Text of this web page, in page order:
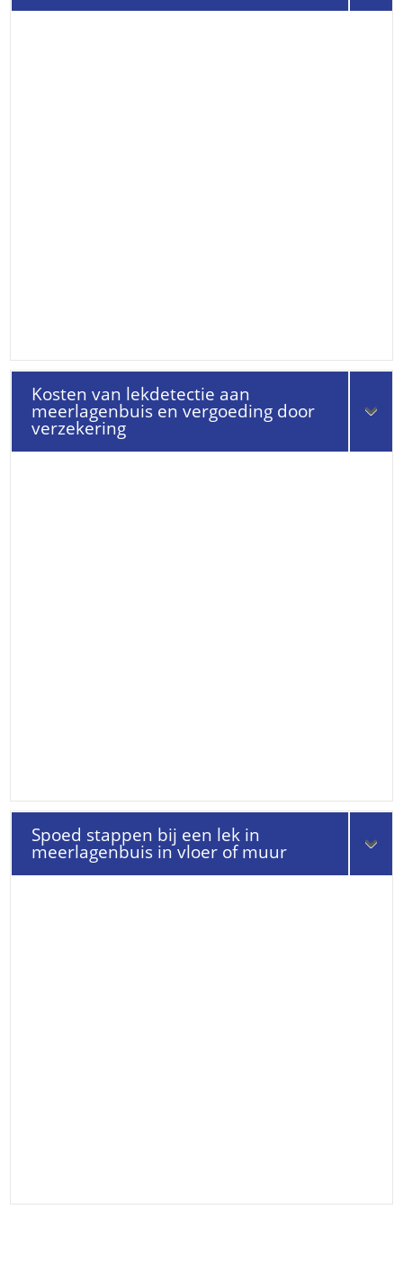
Kosten van lekdetectie aan
meerlagenbuis en vergoeding door
verzekering
Spoed stappen bij een lek in
meerlagenbuis in vloer of muur